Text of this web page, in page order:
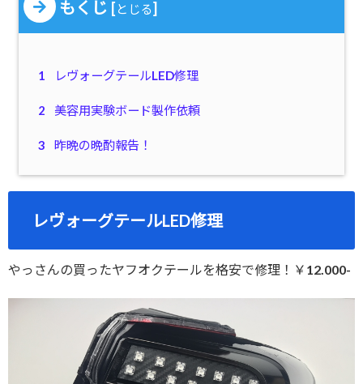
もくじ [とじる]
1 レヴォーグテールLED修理
2 美容用実験ボード製作依頼
3 昨晩の晩酌報告！
レヴォーグテールLED修理
やっさんの買ったヤフオクテールを格安で修理！￥12.000-